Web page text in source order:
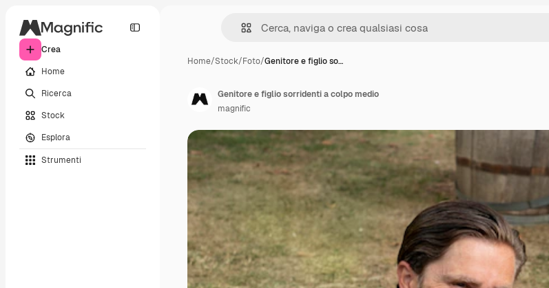
Crea
Home
Ricerca
Stock
Esplora
Strumenti
Home/Stock/Foto/Genitore e figlio so…
Genitore e figlio sorridenti a colpo medio
magnific